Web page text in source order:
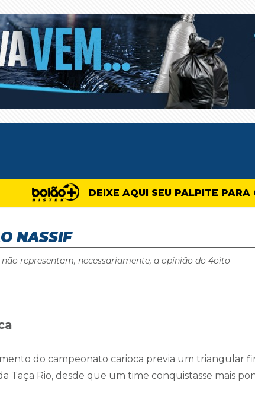
DEIXE AQUI SEU PALPITE PARA
NASSIF
não representam, necessariamente, a opinião do 4oito
do campeonato carioca previa um triangular
Taça Rio, desde que um time conquistasse mais